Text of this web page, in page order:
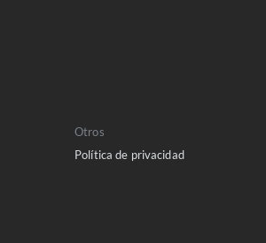
Otros
Política de privacidad